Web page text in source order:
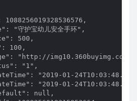
1088256019328536576,
"守护宝幼儿安全手环",
500,
100,
"http://
"1",
"2019-01-
"2019-01-
null,